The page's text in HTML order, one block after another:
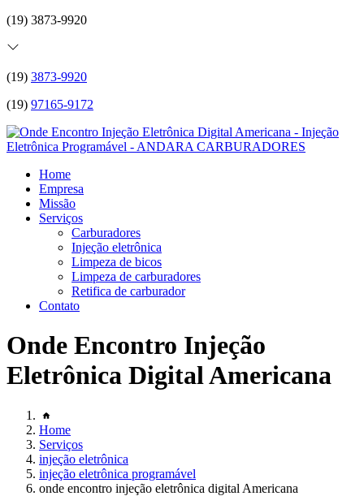
(19) 3873-9920
(19) 3873-9920
(19) 97165-9172
Home
Empresa
Missão
Serviços
Carburadores
Injeção eletrônica
Limpeza de bicos
Limpeza de carburadores
Retifica de carburador
Contato
Onde Encontro Injeção
Eletrônica Digital Americana
Home
Serviços
injeção eletrônica
injeção eletrônica programável
onde encontro injeção eletrônica digital Americana